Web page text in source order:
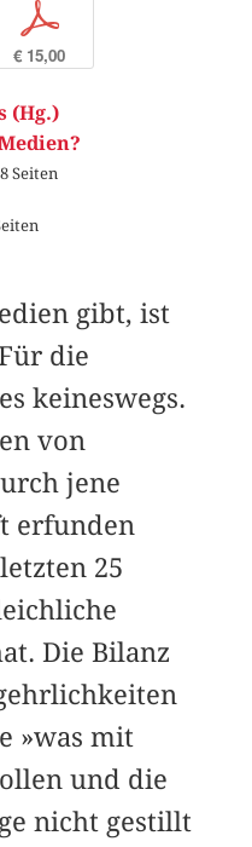
p
€ 15,00
(Hg.)
Seiten
gibt, ist
die
keineswegs.
von
jene
erfunden
25
Die Bilanz
»was mit
und die
nicht gestillt